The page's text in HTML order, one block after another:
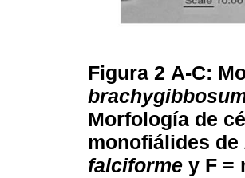
Figura 2 A-C:
Morfología de
monofiálides de
falciforme y F =